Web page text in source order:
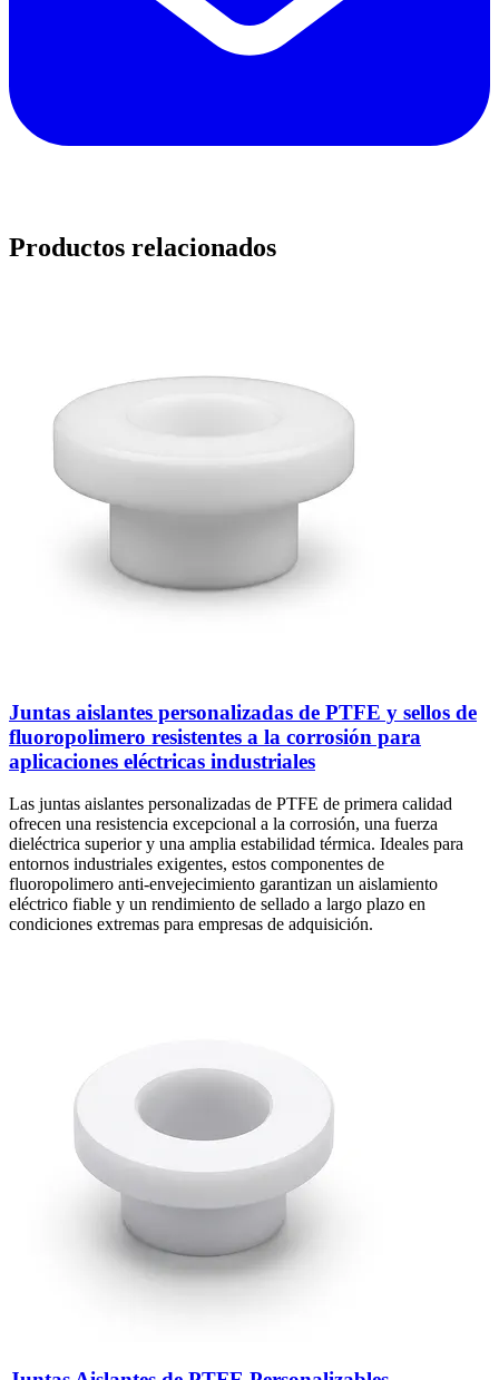
Productos relacionados
Juntas aislantes personalizadas de PTFE y sellos de
fluoropolimero resistentes a la corrosión para
aplicaciones eléctricas industriales
Las juntas aislantes personalizadas de PTFE de primera calidad
ofrecen una resistencia excepcional a la corrosión, una fuerza
dieléctrica superior y una amplia estabilidad térmica. Ideales para
entornos industriales exigentes, estos componentes de
fluoropolimero anti-envejecimiento garantizan un aislamiento
eléctrico fiable y un rendimiento de sellado a largo plazo en
condiciones extremas para empresas de adquisición.